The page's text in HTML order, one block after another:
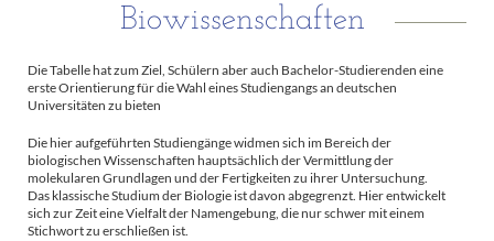
Biowissenschaften
Die Tabelle hat zum Ziel, Schülern aber auch Bachelor-Studierenden eine
erste Orientierung für die Wahl eines Studiengangs an deutschen
Universitäten zu bieten
Die hier aufgeführten Studiengänge widmen sich im Bereich der
biologischen Wissenschaften hauptsächlich der Vermittlung der
molekularen Grundlagen und der Fertigkeiten zu ihrer Untersuchung.
Das klassische Studium der Biologie ist davon abgegrenzt. Hier entwickelt
sich zur Zeit eine Vielfalt der Namengebung, die nur schwer mit einem
Stichwort zu erschließen ist.